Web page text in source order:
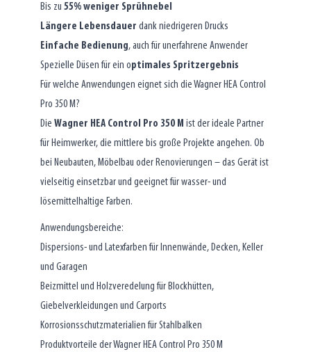
Bis zu 55% weniger Sprühnebel
Längere Lebensdauer dank niedrigeren Drucks
Einfache Bedienung, auch für unerfahrene Anwender
Spezielle Düsen für ein optimales Spritzergebnis
Für welche Anwendungen eignet sich die Wagner HEA Control
Pro 350 M?
Die Wagner HEA Control Pro 350 M ist der ideale Partner
für Heimwerker, die mittlere bis große Projekte angehen. Ob
bei Neubauten, Möbelbau oder Renovierungen – das Gerät ist
vielseitig einsetzbar und geeignet für wasser- und
lösemittelhaltige Farben.
Anwendungsbereiche:
Dispersions- und Latexfarben für Innenwände, Decken, Keller
und Garagen
Beizmittel und Holzveredelung für Blockhütten,
Giebelverkleidungen und Carports
Korrosionsschutzmaterialien für Stahlbalken
Produktvorteile der Wagner HEA Control Pro 350 M